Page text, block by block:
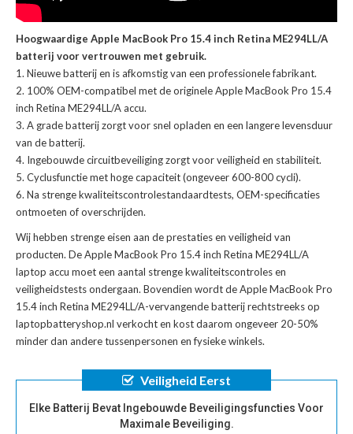
Hoogwaardige Apple MacBook Pro 15.4 inch Retina ME294LL/A
batterij voor vertrouwen met gebruik.
Nieuwe batterij en is afkomstig van een professionele fabrikant.
100% OEM-compatibel met deoriginele Apple MacBook Pro 15.4
inch Retina ME294LL/A accu.
A grade batterij zorgt voor snel opladen en een langere levensduur
van de batterij.
Ingebouwde circuitbeveiliging zorgt voor veiligheid en stabiliteit.
Cyclusfunctie met hoge capaciteit (ongeveer 600-800 cycli).
Na strenge kwaliteitscontrolestandaardtests, OEM-specificaties
ontmoeten of overschrijden.
Wij hebben strenge eisen aan de prestaties en veiligheid van
producten. DeApple MacBook Pro 15.4 inch Retina ME294LL/A
laptop accu moet een aantal strenge kwaliteitscontroles en
veiligheidstests ondergaan. Bovendien wordt deApple MacBook Pro
15.4 inch Retina ME294LL/A-vervangende batterijrechtstreeks op
laptopbatteryshop.nl verkocht en kost daarom ongeveer 20-50%
minder dan andere tussenpersonen en fysieke winkels.
Veiligheid Eerst
Elke Batterij Bevat Ingebouwde Beveiligingsfuncties Voor
Maximale Beveiliging.